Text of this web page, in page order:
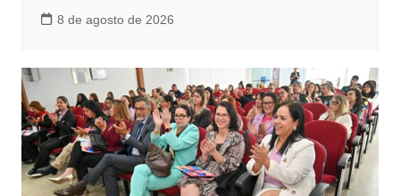
8 de agosto de 2026